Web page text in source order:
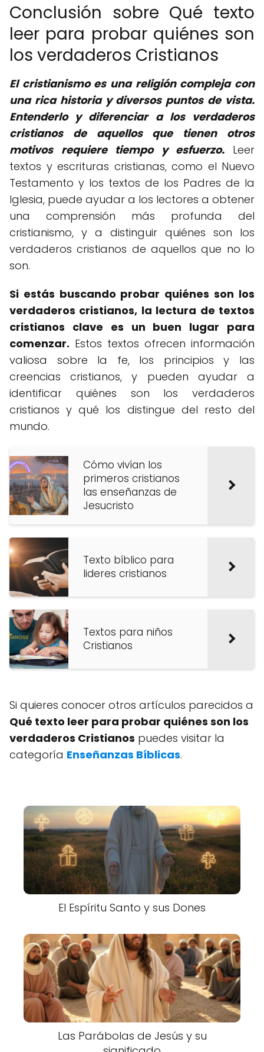
Conclusión sobre Qué texto
leer para probar quiénes son
los verdaderos Cristianos
El cristianismo es una religión compleja con
una rica historia y diversos puntos de vista.
Entenderlo y diferenciar a los verdaderos
cristianos de aquellos que tienen otros
motivos requiere tiempo y esfuerzo. Leer
textos y escrituras cristianas, como el Nuevo
Testamento y los textos de los Padres de la
Iglesia, puede ayudar a los lectores a obtener
una comprensión más profunda del
cristianismo, y a distinguir quiénes son los
verdaderos cristianos de aquellos que no lo
son.
Si estás buscando probar quiénes son los
verdaderos cristianos, la lectura de textos
cristianos clave es un buen lugar para
comenzar. Estos textos ofrecen información
valiosa sobre la fe, los principios y las
creencias cristianos, y pueden ayudar a
identificar quiénes son los verdaderos
cristianos y qué los distingue del resto del
mundo.
Cómo vivían los
primeros cristianos
las enseñanzas de
Jesucristo
Texto bíblico para
lideres cristianos
Textos para niños
Cristianos
Si quieres conocer otros artículos parecidos a
Qué texto leer para probar quiénes son los
verdaderos Cristianos puedes visitar la
categoría Enseñanzas Bíblicas.
El Espíritu Santo y sus Dones
Las Parábolas de Jesús y su